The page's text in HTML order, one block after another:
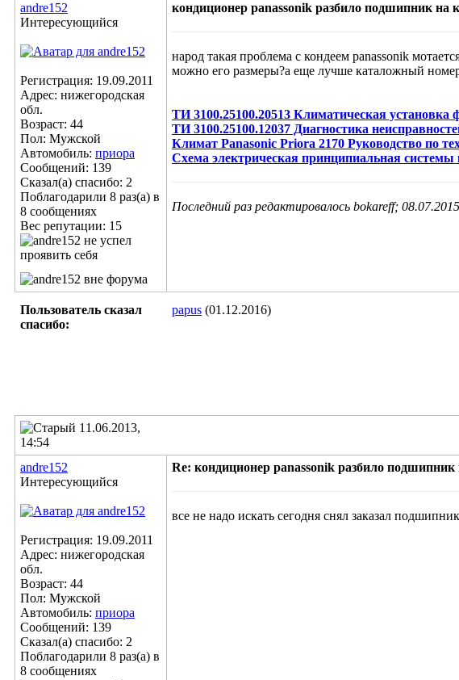
andre152
Интересующийся
Регистрация: 19.09.2011
Адрес: нижегородская
обл.
Возраст: 44
Пол: Мужской
Автомобиль: приора
Сообщений: 139
Сказал(а) спасибо: 2
Поблагодарили 8 раз(а) в
8 сообщениях
Вес репутации: 15
кондиционер panassonik разбило подшипник на
народ такая проблема с кондеем panassonik
можно его размеры?а еще лучше каталожный
ТИ 3100.25100.20513 Климатическая
ТИ 3100.25100.12037 Диагностика
Климат Panasonic Priora 2170 Руководство по
Схема электрическая принципиальная
Последний раз редактировалось bokareff;
Пользователь сказал
cпасибо:
papus (01.12.2016)
11.06.2013,
14:54
andre152
Интересующийся
Регистрация: 19.09.2011
Адрес: нижегородская
обл.
Возраст: 44
Пол: Мужской
Автомобиль: приора
Сообщений: 139
Сказал(а) спасибо: 2
Поблагодарили 8 раз(а) в
8 сообщениях
Re: кондиционер panassonik разбило подшипник
все не надо искать сегодня снял заказал